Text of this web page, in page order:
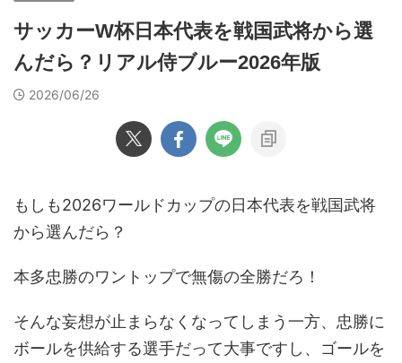
サッカーW杯日本代表を戦国武将から選
んだら？リアル侍ブルー2026年版
2026/06/26
もしも2026ワールドカップの日本代表を戦国武将
から選んだら？
本多忠勝のワントップで無傷の全勝だろ！
そんな妄想が止まらなくなってしまう一方、忠勝に
ボールを供給する選手だって大事ですし、ゴールを